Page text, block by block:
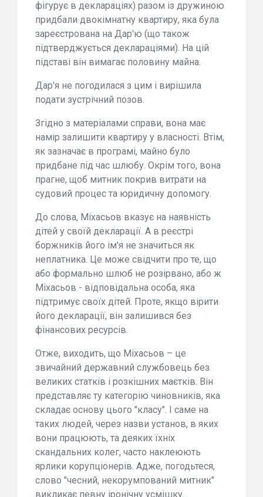
фігурує в деклараціях) разом із дружиною
придбали двокімнатну квартиру, яка була
зареєстрована на Дар'ю (що також
підтверджується деклараціями). На цій
підставі він вимагає половину майна.
Дар'я не погодилася з цим і вирішила
подати зустрічний позов.
Згідно з матеріалами справи, вона має
намір залишити квартиру у власності. Втім,
як зазначає в програмі, майно було
придбане під час шлюбу. Окрім того, вона
прагне, щоб митник покрив витрати на
судовий процес та юридичну допомогу.
До слова, Міхасьов вказує на наявність
дітей у своїй декларації. А в реєстрі
боржників його ім'я не значиться як
неплатника. Це може свідчити про те, що
або формально шлюб не розірвано, або ж
Міхасьов - відповідальна особа, яка
підтримує своїх дітей. Проте, якщо вірити
його декларації, він залишився без
фінансових ресурсів.
Отже, виходить, що Міхасьов – це
звичайний державний службовець без
великих статків і розкішних маєтків. Він
представляє ту категорію чиновників, яка
складає основу цього "класу". І саме на
таких людей, через назви установ, в яких
вони працюють, та деяких їхніх
скандальних колег, часто наклеюють
ярлики корупціонерів. Адже, погодьтеся,
слово "чесний, некорумпований митник"
викликає певну іронічну усмішку.